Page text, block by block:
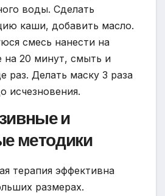
воды. Сделать
каши, добавить масло.
смесь нанести на
на 20 минут, смыть и
раз. Делать маску 3 раза
исчезновения.
и
методики
терапия эффективна
размерах.